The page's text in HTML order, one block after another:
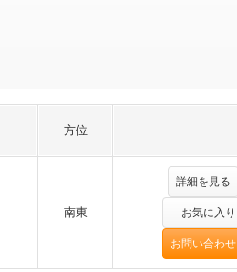
方位
南東
詳細を見る
お気に入り
お問い合わせ